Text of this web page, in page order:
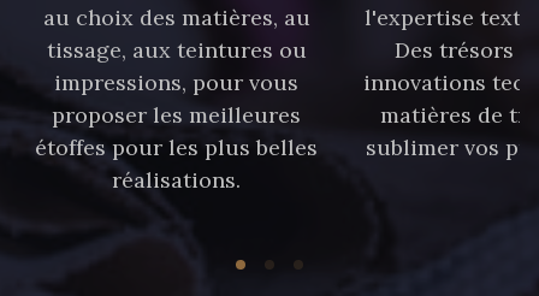
au choix des matières, au
tissage, aux teintures ou
impressions, pour vous
proposer les meilleures
étoffes pour les plus belles
réalisations.
l'expertise
Des trésors
innovations
matières de
sublimer vos